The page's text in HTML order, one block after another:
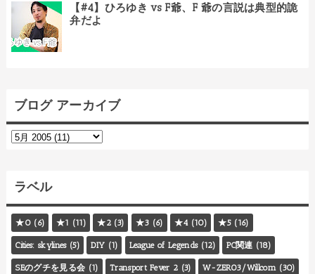
【#4】ひろゆき vs F爺、F 爺の言説は典型的詭
弁だよ
ブログ アーカイブ
ラベル
★0 (6) ★1 (11) ★2 (3) ★3 (6) ★4 (10) ★5 (16)
Cities: skylines (5) DIY (1) League of Legends (12) PC関連 (18)
SEのグチを見る会 (1) Transport Fever 2 (3) W-ZERO3/Willcom (30)